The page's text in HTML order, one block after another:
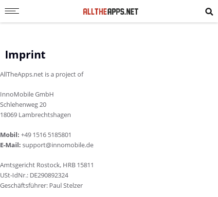
Imprint
AllTheApps.net is a project of
InnoMobile GmbH
Schlehenweg 20
18069 Lambrechtshagen
Mobil: +49 1516 5185801
E-Mail: support@innomobile.de
Amtsgericht Rostock, HRB 15811
USt-IdNr.: DE290892324
Geschäftsführer: Paul Stelzer